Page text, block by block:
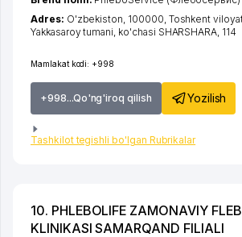
Mamlakat kodi: +998
+998...Qo'ng'iroq qilish Yozilish
Tashkilot tegishli bo'lgan Rubrikalar
Adres: O'zbekiston, 100000, Toshkent
Yakkasaroy tumani ko'chasi SHARSHARA , 114
10. PHLEBOLIFE ZAMONAVIY
KLINIKASI SAMARQAND FILIALI